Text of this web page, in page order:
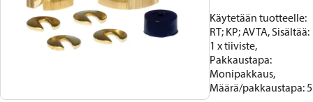
Käytetään tuotteelle:
RT; KP; AVTA, Sisältää:
1 x tiiviste,
Pakkaustapa:
Monipakkaus,
Määrä/pakkaustapa: 5